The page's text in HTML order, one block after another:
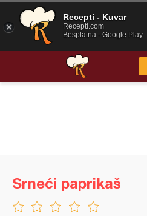
Srneći paprikaš
Recepti - Kuvar
Recepti.com
Besplatna - Google Play